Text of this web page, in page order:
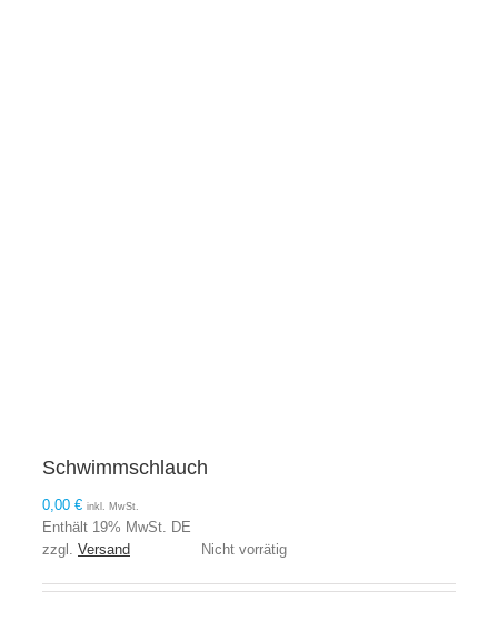
Schwimmschlauch
0,00 € inkl. MwSt.
Enthält 19% MwSt. DE
zzgl. Versand Nicht vorrätig